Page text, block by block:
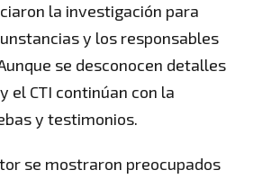
la investigación para
y los responsables
se desconocen detalles
el CTI continúan con la
y testimonios.
se mostraron preocupados